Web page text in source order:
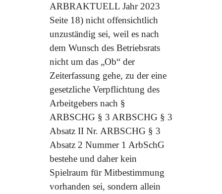
ARBRAKTUELL Jahr 2023
Seite 18) nicht offensichtlich
unzuständig sei, weil es nach
dem Wunsch des Betriebsrats
nicht um das „Ob“ der
Zeiterfassung gehe, zu der eine
gesetzliche Verpflichtung des
Arbeitgebers nach §
ARBSCHG § 3 ARBSCHG § 3
Absatz II Nr. ARBSCHG § 3
Absatz 2 Nummer 1 ArbSchG
bestehe und daher kein
Spielraum für Mitbestimmung
vorhanden sei, sondern allein